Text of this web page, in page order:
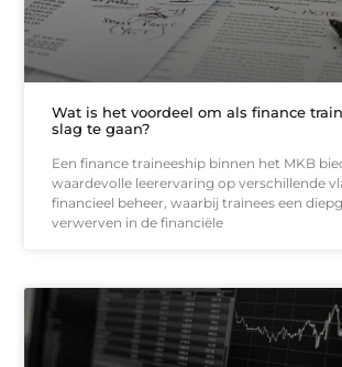
Wat is het voordeel om als finance
slag te gaan?
Een finance traineeship binnen het MKB
waardevolle leerervaring op verschillende
financieel beheer, waarbij trainees een
verwerven in de financiële